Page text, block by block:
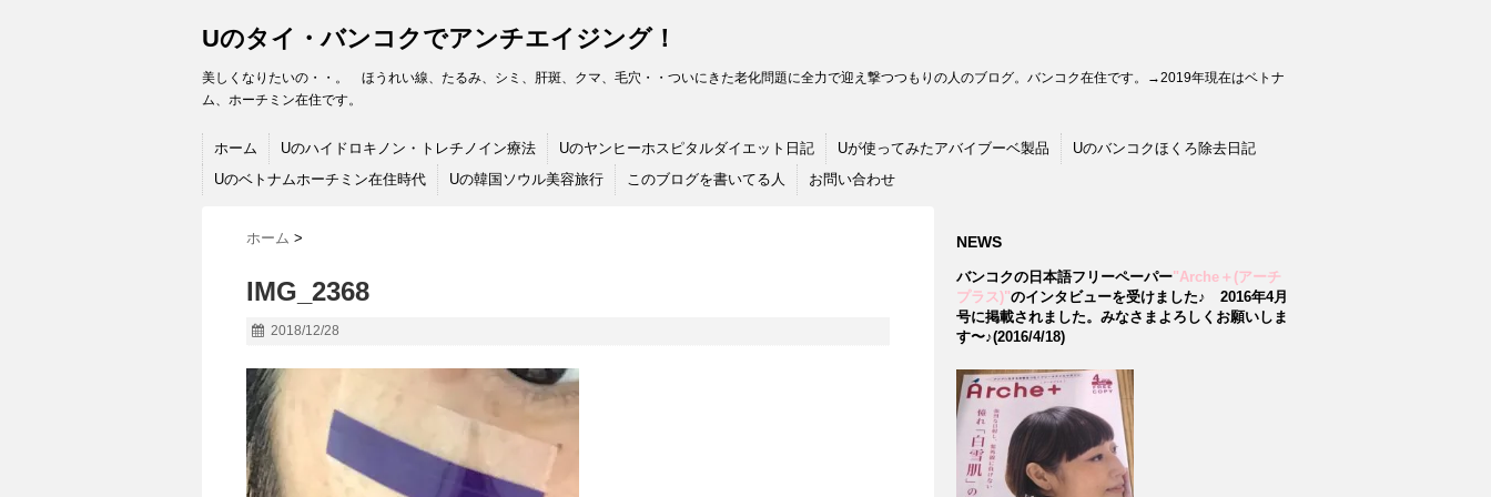
Uのタイ・バンコクでアンチエイジング！
美しくなりたいの・・。 ほうれい線、たるみ、シミ、肝斑、クマ、毛穴・・ついにきた老化問題に全力で迎え撃つつもりの人のブログ。バンコク在住です。→2019年現在はベトナ
ム、ホーチミン在住です。
ホーム Uのハイドロキノン・トレチノイン療法 Uのヤンヒーホスピタルダイエット日記 Uが使ってみたアバイブーベ製品
Uのバンコクほくろ除去日記
Uのベトナムホーチミン在住時代
Uの韓国ソウル美容旅行 このブログを書いてる人 お問い合わせ
ホーム >
IMG_2368
2018/12/28
NEWS
バンコクの日本語フリーペーパー"Arche＋(アーチ
プラス)"のインタビューを受けました♪ 2016年4月
号に掲載されました。みなさまよろしくお願いしま
す〜♪(2016/4/18)